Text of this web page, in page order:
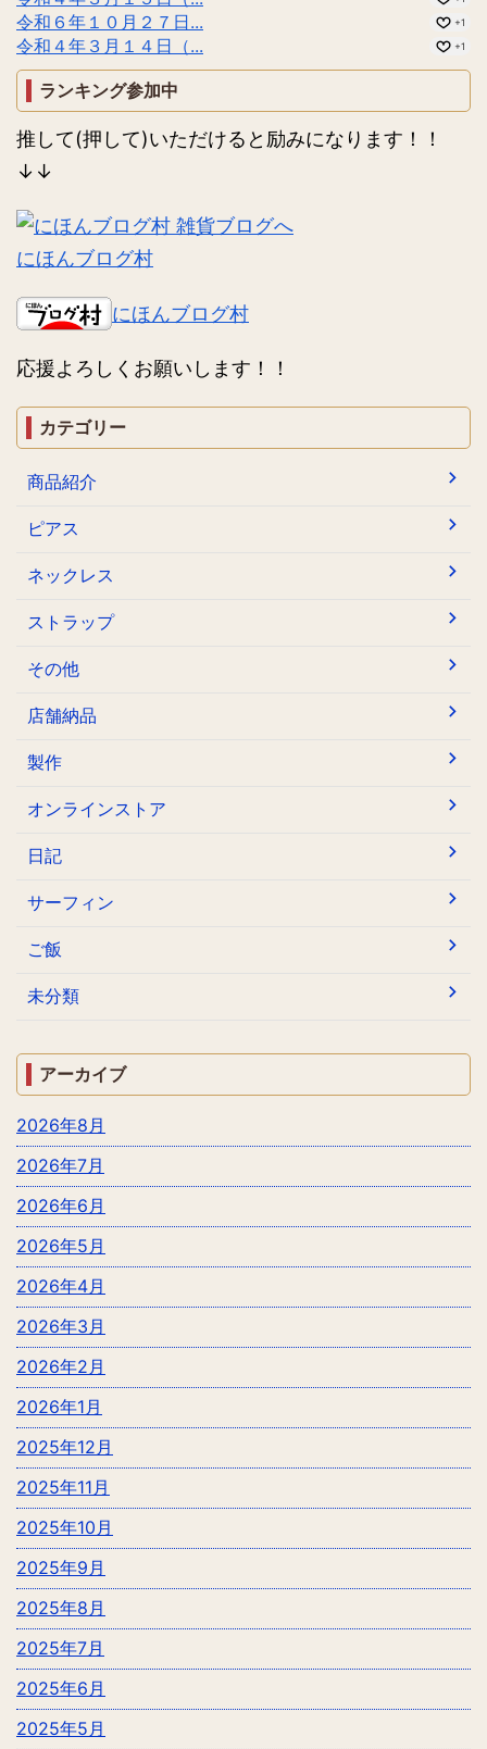
令和６年１０月２７日... +1
令和４年３月１４日（... +1
ランキング参加中
推して(押して)いただけると励みになります！！
↓↓
にほんブログ村
にほんブログ村
応援よろしくお願いします！！
カテゴリー
商品紹介
ピアス
ネックレス
ストラップ
その他
店舗納品
製作
オンラインストア
日記
サーフィン
ご飯
未分類
アーカイブ
2026年8月
2026年7月
2026年6月
2026年5月
2026年4月
2026年3月
2026年2月
2026年1月
2025年12月
2025年11月
2025年10月
2025年9月
2025年8月
2025年7月
2025年6月
2025年5月